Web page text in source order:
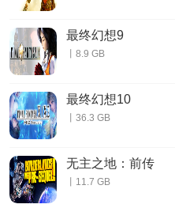
最终幻想9
丨8.9 GB
最终幻想10
丨36.3 GB
无主之地：前传
丨11.7 GB